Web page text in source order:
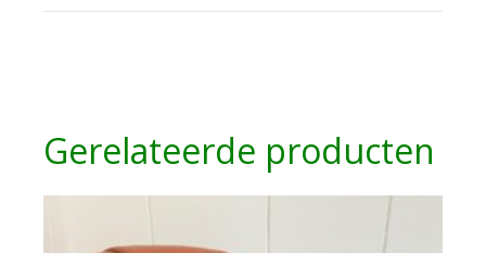
Gerelateerde producten